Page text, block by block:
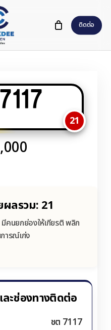
ติดต่อ
21
ผลรวม: 21
มีคนยกย่องให้เกียรติ พลิก
ารณ์เก่ง
ะช่องทางติดต่อ
ชต 7117